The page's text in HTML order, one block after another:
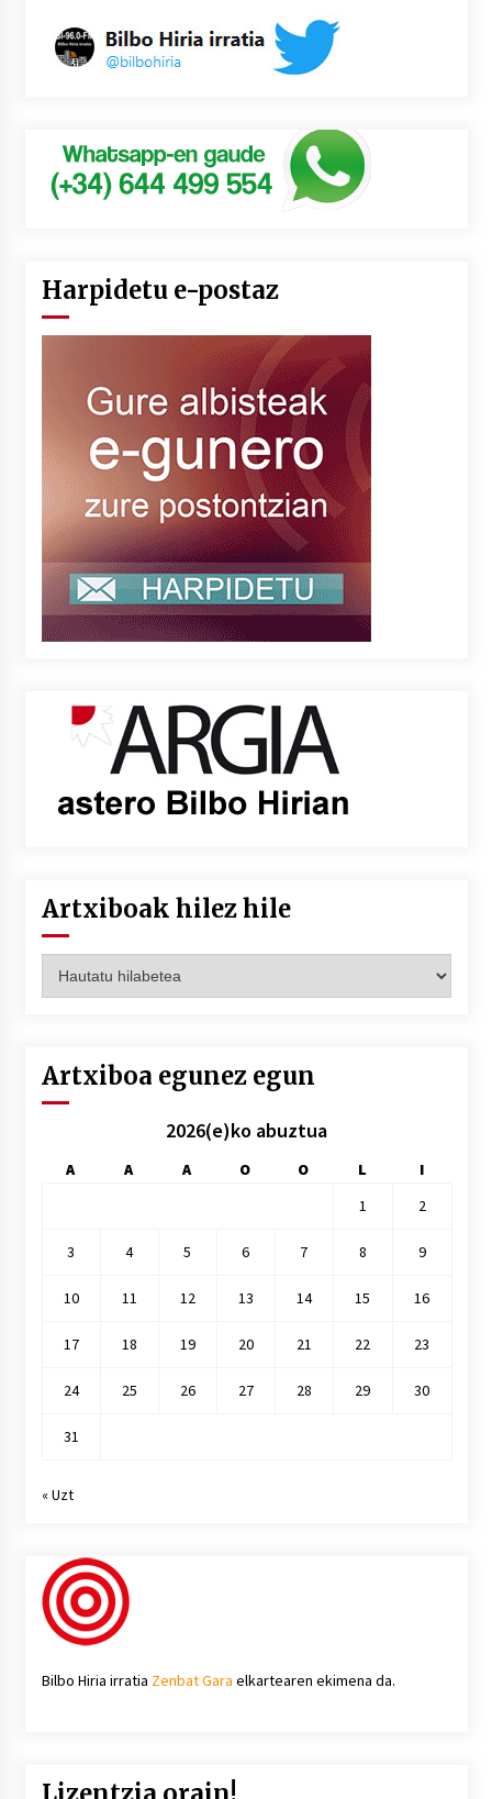
Harpidetu e-postaz
Artxiboak hilez hile
hilez
Artxiboa egunez egun
2026(e)ko abuztua
A A A O O L
I
1
2
3 4 5 6 7 8 9
10 11 12 13 14 15 16
17 18 19 20 21 22 23
24 25 26 27 28 29 30
31
« Uzt
Bilbo Hiria irratia Zenbat Gara elkartearen ekimena da.